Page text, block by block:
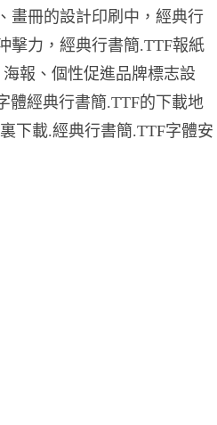
畫冊的設計印刷中，經典行
擊力，經典行書簡.TTF報紙
報、個性促進品牌標志設
體經典行書簡.TTF的下載地
下載.經典行書簡.TTF字體安